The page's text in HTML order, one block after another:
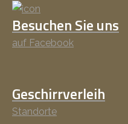
Besuchen Sie uns
auf Facebook
Geschirrverleih
Standorte